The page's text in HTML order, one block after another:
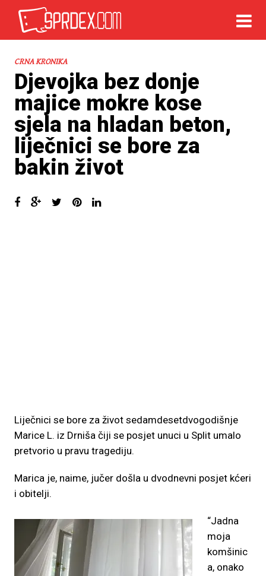
CRNA KRONIKA
Djevojka bez donje
majice mokre kose
sjela na hladan beton,
liječnici se bore za
bakin život
Liječnici se bore za život sedamdesetdvogodišnje
Marice L. iz Drniša čiji se posjet unuci u Split umalo
pretvorio u pravu tragediju.
Marica je, naime, jučer došla u dvodnevni posjet kćeri
i obitelji.
“Jadna
moja
komšinic
a, onako